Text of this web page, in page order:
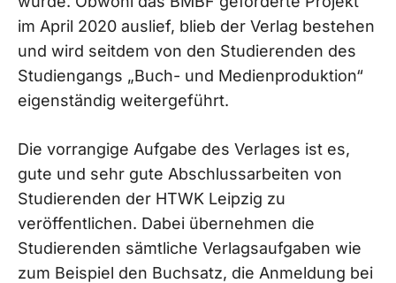
im April 2020 auslief, blieb der Verlag bestehen
und wird seitdem von den Studierenden des
Studiengangs „Buch- und Medienproduktion“
eigenständig weitergeführt.
Die vorrangige Aufgabe des Verlages ist es,
gute und sehr gute Abschlussarbeiten von
Studierenden der HTWK Leipzig zu
veröffentlichen. Dabei übernehmen die
Studierenden sämtliche Verlagsaufgaben wie
zum Beispiel den Buchsatz, die Anmeldung bei